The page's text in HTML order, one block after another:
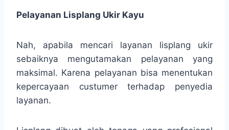
Pelayanan Lisplang Ukir Kayu
Nah, apabila mencari layanan lisplang ukir
sebaiknya mengutamakan pelayanan yang
maksimal. Karena pelayanan bisa menentukan
kepercayaan custumer terhadap penyedia
layanan.